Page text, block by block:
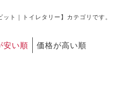
ト｜トイレタリー】カテゴリです。
安い順
価格が高い順